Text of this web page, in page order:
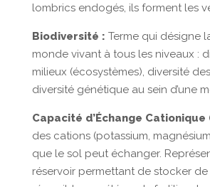
lombrics endogés, ils forment les
Biodiversité : Terme qui désigne
monde vivant à tous les niveaux :
milieux (écosystèmes), diversité
diversité génétique au sein d’une
Capacité d’Échange Cationique
des cations (potassium,
que le sol peut échanger.
réservoir permettant de stocker de